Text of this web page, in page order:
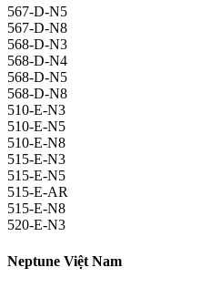
567-D-N5
567-D-N8
568-D-N3
568-D-N4
568-D-N5
568-D-N8
510-E-N3
510-E-N5
510-E-N8
515-E-N3
515-E-N5
515-E-AR
515-E-N8
520-E-N3
Neptune Việt Nam